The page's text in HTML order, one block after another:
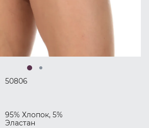
50806
95% Хлопок, 5%
Эластан